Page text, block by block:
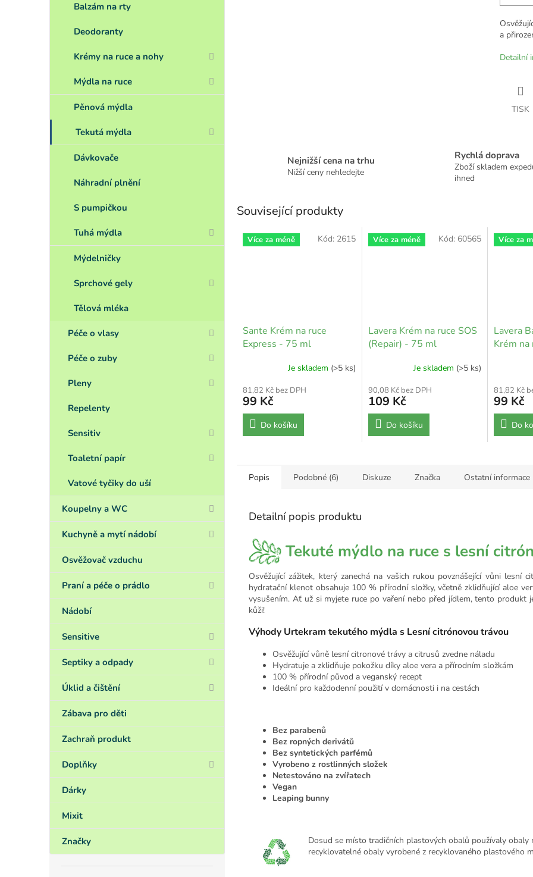
Balzám na rty
Deodoranty
Krémy na ruce a nohy
Mýdla na ruce
Pěnová mýdla
Tekutá mýdla
Dávkovače
Náhradní plnění
S pumpičkou
Tuhá mýdla
Mýdelničky
Sprchové gely
Tělová mléka
Péče o vlasy
Péče o zuby
Pleny
Repelenty
Sensitiv
Toaletní papír
Vatové tyčiky do uší
Koupelny a WC
Kuchyně a mytí nádobí
Osvěžovač vzduchu
Praní a péče o prádlo
Nádobí
Sensitive
Septiky a odpady
Úklid a čištění
Zábava pro děti
Zachraň produkt
Doplňky
Dárky
Mixit
Značky
a
Detailní
TISK
Nejnižší cena na trhu
Nižší ceny nehledejte
Rychlá doprava
Zboží skladem
ihned
Související produkty
Více za méně
Sante Krém na ruce
Express - 75 ml
Je skladem (>5 ks)
81,82 Kč bez DPH
99 Kč
Do košíku
Kód: 2615 Více za méně
Lavera Krém na ruce SOS
(Repair) - 75 ml
Je skladem (>5 ks)
90,08 Kč bez DPH
109 Kč
Do košíku
Kód: 60565 Více za
Lavera
Krém
81,82 Kč
99 Kč
Do
Popis Podobné (6) Diskuze Značka Ostatní informace
Detailní popis produktu
Tekuté mýdlo na ruce s lesní
Osvěžující zážitek, který zanechá na vašich rukou povznášející vůni lesní
hydratační klenot obsahuje 100 % přírodní složky, včetně zklidňující aloe
vysušením. Ať už si myjete ruce po vaření nebo před jídlem, tento produkt
kůži!
Výhody Urtekram tekutého mýdla s Lesní citrónovou trávou
Osvěžující vůně lesní citronové trávy a citrusů zvedne náladu
Hydratuje a zklidňuje pokožku díky aloe vera a přírodním složkám
100 % přírodní původ a veganský recept
Ideální pro každodenní použití v domácnosti i na cestách
Bez parabenů
Bez ropných derivátů
Bez syntetických parfémů
Vyrobeno z rostlinných složek
Netestováno na zvířatech
Vegan
Leaping bunny
Dosud se místo tradičních plastových obalů používaly
recyklovatelné obaly vyrobené z recyklovaného plastového